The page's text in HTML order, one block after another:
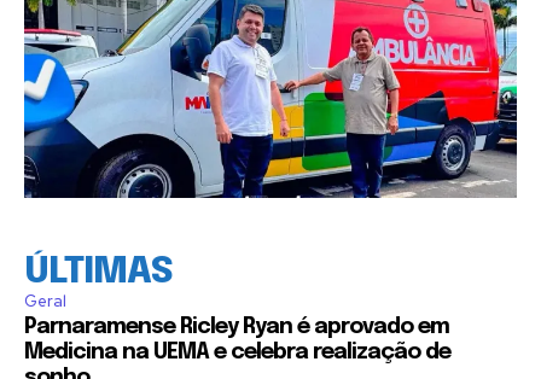
ÚLTIMAS
Geral
Parnaramense Ricley Ryan é aprovado em
Medicina na UEMA e celebra realização de